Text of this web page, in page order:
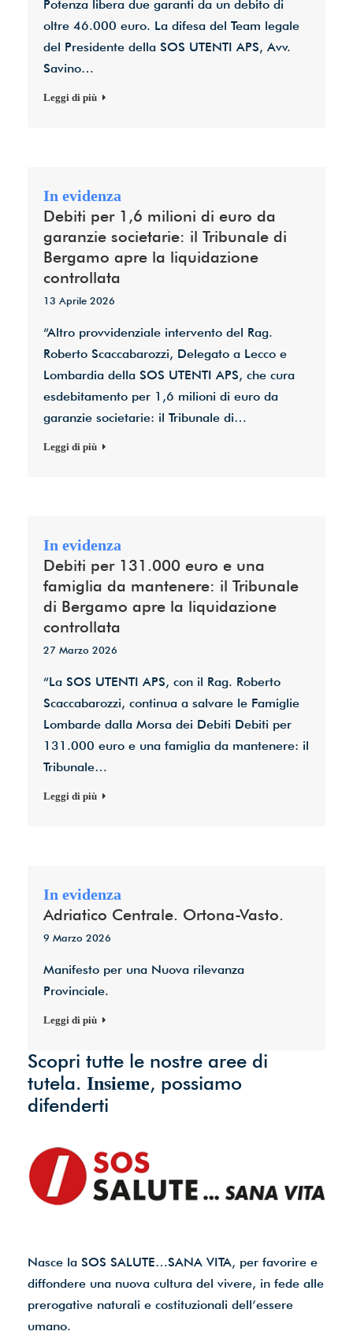
Potenza libera due garanti da un debito di
oltre 46.000 euro. La difesa del Team legale
del Presidente della SOS UTENTI APS, Avv.
Savino…
Leggi di più
Debiti per 1,6 milioni di euro da
garanzie societarie: il Tribunale di
Bergamo apre la liquidazione
controllata
13 Aprile 2026
“Altro provvidenziale intervento del Rag.
Roberto Scaccabarozzi, Delegato a Lecco e
Lombardia della SOS UTENTI APS, che cura
esdebitamento per 1,6 milioni di euro da
garanzie societarie: il Tribunale di…
Leggi di più
Debiti per 131.000 euro e una
famiglia da mantenere: il Tribunale
di Bergamo apre la liquidazione
controllata
27 Marzo 2026
“La SOS UTENTI APS, con il Rag. Roberto
Scaccabarozzi, continua a salvare le Famiglie
Lombarde dalla Morsa dei Debiti Debiti per
131.000 euro e una famiglia da mantenere: il
Tribunale…
Leggi di più
Adriatico Centrale. Ortona-Vasto.
9 Marzo 2026
Manifesto per una Nuova rilevanza
Provinciale.
Leggi di più
Scopri tutte le nostre aree di
tutela. Insieme, possiamo
difenderti
Nasce la SOS SALUTE…SANA VITA, per favorire e
diffondere una nuova cultura del vivere, in fede alle
prerogative naturali e costituzionali dell’essere
umano.